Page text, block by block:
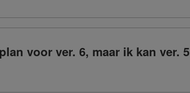
voor ver. 6, maar ik kan ver. 5